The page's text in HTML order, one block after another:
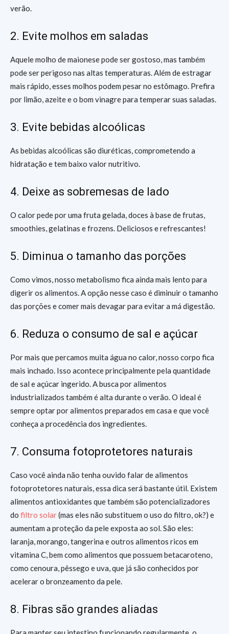
verão.
2. Evite molhos em saladas
Aquele molho de maionese pode ser gostoso, mas também
pode ser perigoso nas altas temperaturas. Além de estragar
mais rápido, esses molhos podem pesar no estômago. Prefira
por limão, azeite e o bom vinagre para temperar suas saladas.
3. Evite bebidas alcoólicas
As bebidas alcoólicas são diuréticas, comprometendo a
hidratação e tem baixo valor nutritivo.
4. Deixe as sobremesas de lado
O calor pede por uma fruta gelada, doces à base de frutas,
smoothies, gelatinas e frozens. Deliciosos e refrescantes!
5. Diminua o tamanho das porções
Como vimos, nosso metabolismo fica ainda mais lento para
digerir os alimentos. A opção nesse caso é diminuir o tamanho
das porções e comer mais devagar para evitar a má digestão.
6. Reduza o consumo de sal e açúcar
Por mais que percamos muita água no calor, nosso corpo fica
mais inchado. Isso acontece principalmente pela quantidade
de sal e açúcar ingerido. A busca por alimentos
industrializados também é alta durante o verão. O ideal é
sempre optar por alimentos preparados em casa e que você
conheça a procedência dos ingredientes.
7. Consuma fotoprotetores naturais
Caso você ainda não tenha ouvido falar de alimentos
fotoprotetores naturais, essa dica será bastante útil. Existem
alimentos antioxidantes que também são potencializadores
do filtro solar(mas eles não substituem o uso do filtro, ok?) e
aumentam a proteção da pele exposta ao sol. São eles:
laranja, morango, tangerina e outros alimentos ricos em
vitamina C, bem como alimentos que possuem betacaroteno,
como cenoura, pêssego e uva, que já são conhecidos por
acelerar o bronzeamento da pele.
8. Fibras são grandes aliadas